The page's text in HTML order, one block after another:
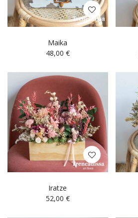
Maika
48,00 €
Iratze
52,00 €